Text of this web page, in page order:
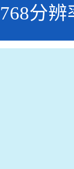
分